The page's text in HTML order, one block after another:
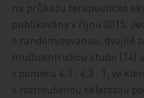
na průkazu terapeutické
publikovány v říjnu 2015.
o randomizovanou, dvojitě
multicentrickou studii [14]
v poměru 4,3 : 4,3 : 1, ve
s roztroušenou sklerózou